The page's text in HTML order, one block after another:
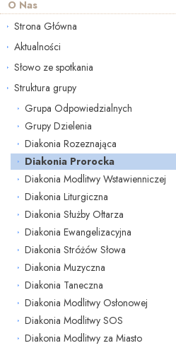
O Nas
Strona Główna
Aktualności
Słowo ze spotkania
Struktura grupy
Grupa Odpowiedzialnych
Grupy Dzielenia
Diakonia Rozeznająca
Diakonia Prorocka
Diakonia Modlitwy Wstawienniczej
Diakonia Liturgiczna
Diakonia Służby Ołtarza
Diakonia Ewangelizacyjna
Diakonia Stróżów Słowa
Diakonia Muzyczna
Diakonia Taneczna
Diakonia Modlitwy Osłonowej
Diakonia Modlitwy SOS
Diakonia Modlitwy za Miasto